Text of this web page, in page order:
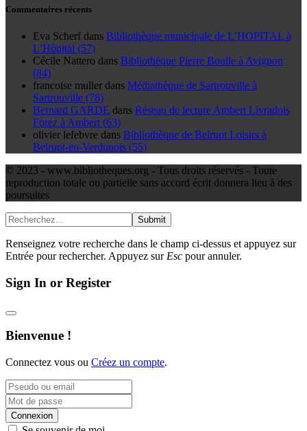
Commentaires récents
Eva Scherf dans Bibliothèque municipale de L’HOPITAL à
L’Hôpital (57)
Cécile Nattero dans Bibliothèque Pierre Boulle à Avignon
(84)
francoise muller dans Médiathèque de Sartrouville à
Sartrouville (78)
Bernard GARDE dans Réseau de lecture Ambert Livradois
Forez à Ambert (63)
olivier lefebvre dans Bibliothèque de Belrupt Loisirs à
Belrupt-en-Verdunois (55)
© 2023 - www.bibliotheques.org - Tous droits réservés - Toute
reproduction totale ou partielle sans accord écrit donnera lieu à des
poursuites
Submit
Renseignez votre recherche dans le champ ci-dessus et appuyez sur
Entrée pour rechercher. Appuyez sur Esc pour annuler.
Sign In or Register
Bienvenue !
Connectez vous ou Créez un compte.
Connexion